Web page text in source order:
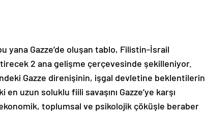
yana Gazze’de oluşan tablo, Filistin-İsrail
2 ana gelişme çerçevesinde şekilleniyor.
Gazze direnişinin, işgal devletine beklentilerin
uzun soluklu fiili savaşını Gazze’ye karşı
ekonomik, toplumsal ve psikolojik çöküşle beraber